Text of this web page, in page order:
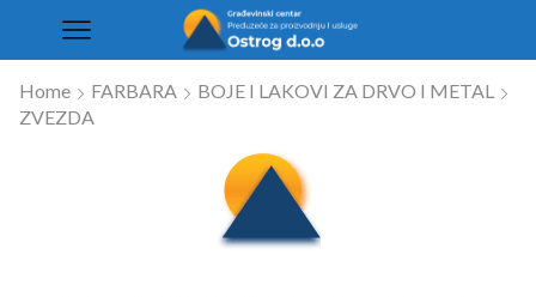
Home FARBARA
BOJE I LAKOVI ZA DRVO I METAL
ZVEZDA